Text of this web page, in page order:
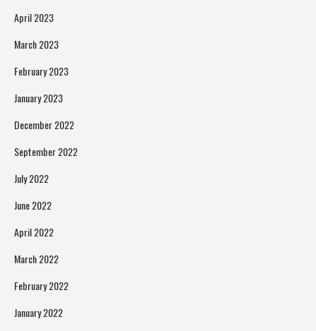
April 2023
March 2023
February 2023
January 2023
December 2022
September 2022
July 2022
June 2022
April 2022
March 2022
February 2022
January 2022